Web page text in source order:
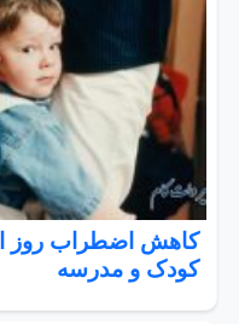
کاهش اضطراب روز
کودک و مدرسه